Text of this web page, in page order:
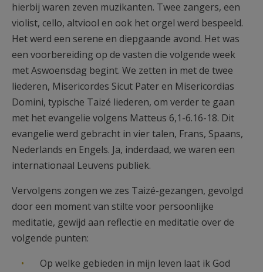
hierbij waren zeven muzikanten. Twee zangers, een
violist, cello, altviool en ook het orgel werd bespeeld.
Het werd een serene en diepgaande avond. Het was
een voorbereiding op de vasten die volgende week
met Aswoensdag begint. We zetten in met de twee
liederen, Misericordes Sicut Pater en Misericordias
Domini, typische Taizé liederen, om verder te gaan
met het evangelie volgens Matteus 6,1-6.16-18. Dit
evangelie werd gebracht in vier talen, Frans, Spaans,
Nederlands en Engels. Ja, inderdaad, we waren een
internationaal Leuvens publiek.
Vervolgens zongen we zes Taizé-gezangen, gevolgd
door een moment van stilte voor persoonlijke
meditatie, gewijd aan reflectie en meditatie over de
volgende punten:
Op welke gebieden in mijn leven laat ik God